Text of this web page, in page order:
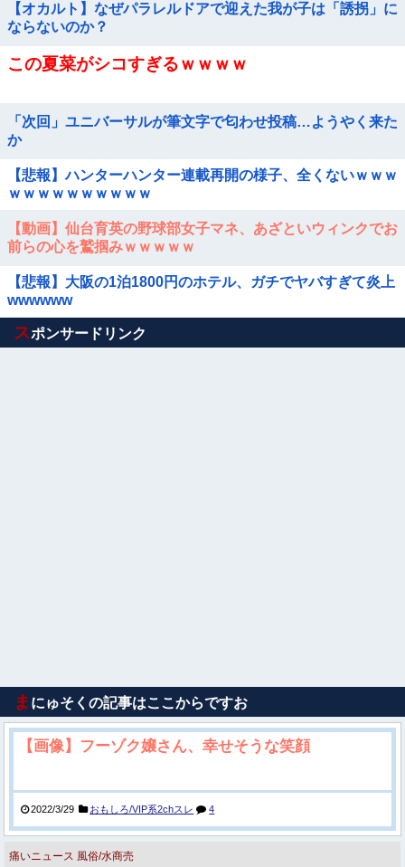
【オカルト】なぜパラレルドアで迎えた我が子は「誘拐」に
ならないのか？
この夏菜がシコすぎるｗｗｗｗ
「次回」ユニバーサルが筆文字で匂わせ投稿…ようやく来た
か
【悲報】ハンターハンター連載再開の様子、全くないｗｗｗ
ｗｗｗｗｗｗｗｗｗｗ
【動画】仙台育英の野球部女子マネ、あざといウィンクでお
前らの心を鷲掴みｗｗｗｗｗ
【悲報】大阪の1泊1800円のホテル、ガチでヤバすぎて炎上
wwwwww
Powered by livedoor 相互RSS
スポンサードリンク
ま にゅそくの記事はここからですお
【画像】フーゾク嬢さん、幸せそうな笑顔
2022/3/29 おもしろ/VIP系2chスレ 4
痛いニュース 風俗/水商売